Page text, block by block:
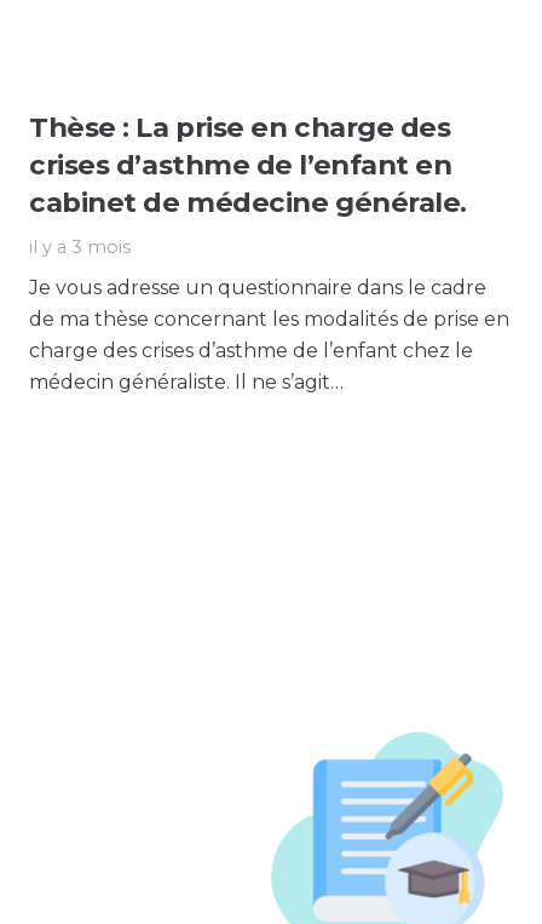
Thèse : La prise en charge des
crises d’asthme de l’enfant en
cabinet de médecine générale.
il y a 3 mois
Je vous adresse un questionnaire dans le cadre
de ma thèse concernant les modalités de prise en
charge des crises d’asthme de l’enfant chez le
médecin généraliste. Il ne s’agit…